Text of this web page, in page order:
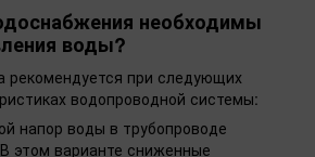
необходимы
воды?
рекомендуется при следующих
водопроводной системы:
напор воды в трубопроводе
этом варианте сниженные